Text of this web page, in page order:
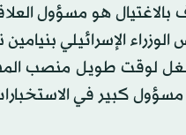
بالاغتيال هو مسؤول
الوزراء الإسرائيلي
لوقت طويل منصب
مسؤول كبير في